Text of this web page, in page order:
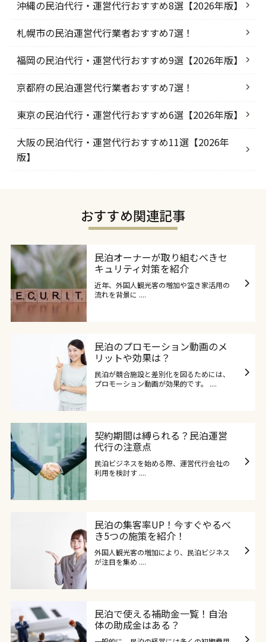
沖縄の民泊代行・運営代行おすすめ8選【2026年版】
札幌市の民泊運営代行業者おすすめ7選！
福岡の民泊代行・運営代行おすすめ9選【2026年版】
京都府の民泊運営代行業者おすすめ7選！
東京の民泊代行・運営代行おすすめ6選【2026年版】
大阪の民泊代行・運営代行おすすめ11選【2026年
版】
おすすめ関連記事
民泊オーナーが取り組むべきセ
キュリティ対策を紹介
近年、外国人観光客の増加や空き家活用の
流れを背景に ....
民泊のプロモーション動画のメ
リットや効果は？
民泊が競合施設と差別化を図るためには、
プロモーション動画が効果的です。 ....
契約期間は縛られる？民泊運営
代行の注意点
民泊ビジネスを始める際、運営代行会社の
利用を検討す ....
民泊の集客率UP！今すぐやるべ
き5つの施策を紹介！
外国人観光客の増加により、民泊ビジネス
が注目を集め ....
民泊で使える補助金一覧！自治
体の助成金はある？